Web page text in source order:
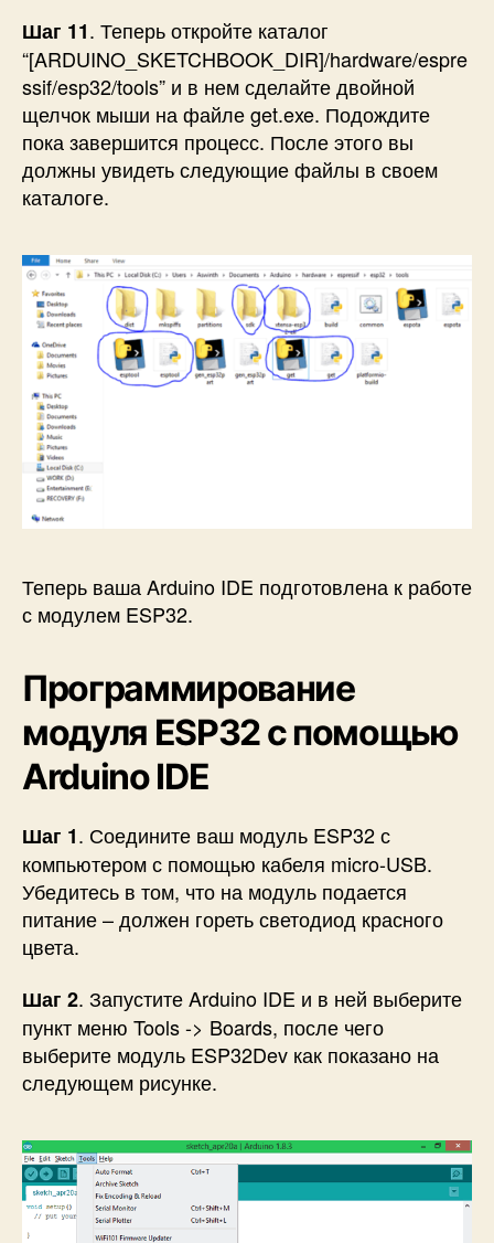
Шаг 11. Теперь откройте каталог
“[ARDUINO_SKETCHBOOK_DIR]/hardware/espre
ssif/esp32/tools” и в нем сделайте двойной
щелчок мыши на файле get.exe. Подождите
пока завершится процесс. После этого вы
должны увидеть следующие файлы в своем
каталоге.
Теперь ваша Arduino IDE подготовлена к работе
с модулем ESP32.
Программирование
модуля ESP32 с помощью
Arduino IDE
Шаг 1. Соедините ваш модуль ESP32 с
компьютером с помощью кабеля micro-USB.
Убедитесь в том, что на модуль подается
питание – должен гореть светодиод красного
цвета.
Шаг 2. Запустите Arduino IDE и в ней выберите
пункт меню Tools -> Boards, после чего
выберите модуль ESP32Dev как показано на
следующем рисунке.